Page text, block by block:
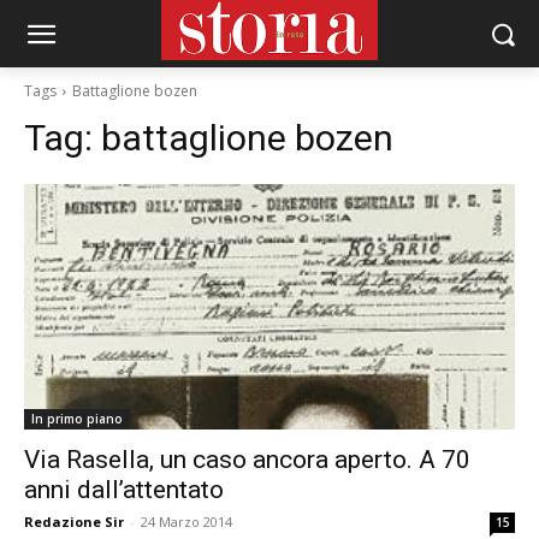
Tags Battaglione bozen
Tag: battaglione bozen
In primo piano
Via Rasella, un caso ancora aperto. A 70
anni dall’attentato
Redazione Sir - 24 Marzo 2014 15